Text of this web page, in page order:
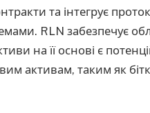
та інтегрує
RLN забезпечує
на її основі є
активам, таким як